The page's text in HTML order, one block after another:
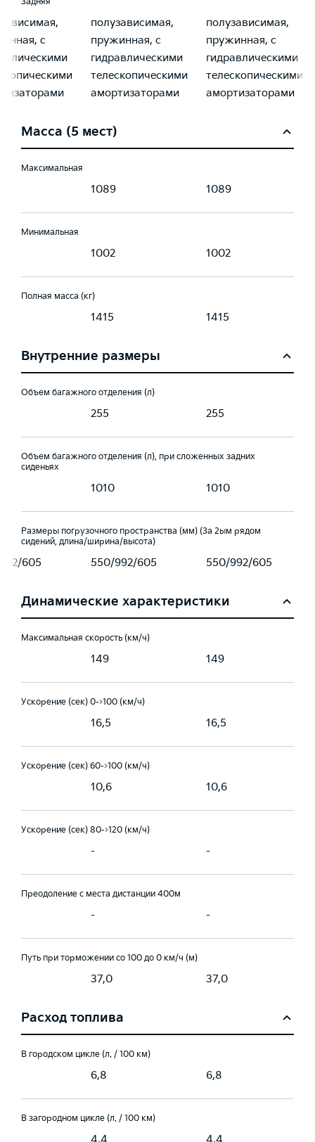
с
полузависимая,
пружинная, с
гидравлическими
телескопическими
амортизаторами
полузависимая,
пружинная, с
гидравлическими
телескопическими
амортизаторами
Масса (5 мест)
Максимальная
1089 1089
Минимальная
1002 1002
Полная масса (кг)
1415 1415
Внутренние размеры
Объем багажного отделения (л)
255 255
Объем багажного отделения (л), при сложенных задних
сиденьях
1010 1010
Размеры погрузочного пространства (мм) (За 2ым рядом
сидений, длина/ширина/высота)
605 550/992/605 550/992/605
Динамические характеристики
Максимальная скорость (км/ч)
149 149
Ускорение (сек) 0->100 (км/ч)
16,5 16,5
Ускорение (сек) 60->100 (км/ч)
10,6 10,6
Ускорение (сек) 80->120 (км/ч)
- -
Преодоление с места дистанции 400м
- -
Путь при торможении со 100 до 0 км/ч (м)
37,0 37,0
Расход топлива
В городском цикле (л. / 100 км)
6,8 6,8
В загородном цикле (л. / 100 км)